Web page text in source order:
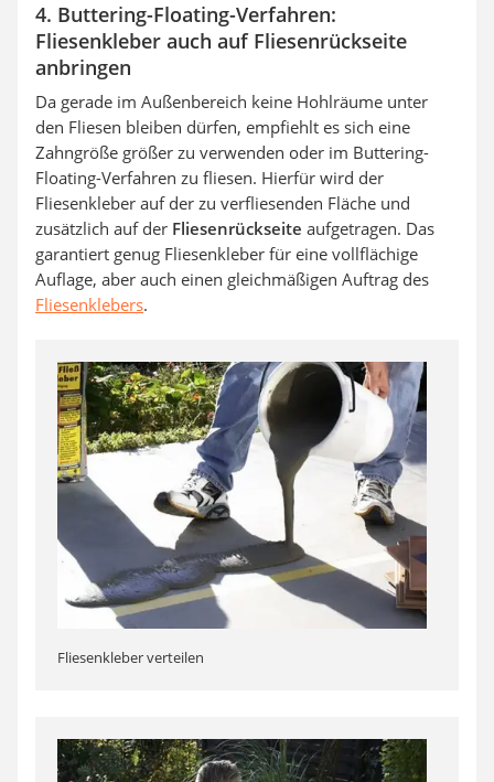
4. Buttering-Floating-Verfahren:
Fliesenkleber auch auf Fliesenrückseite
anbringen
Da gerade im Außenbereich keine Hohlräume unter
den Fliesen bleiben dürfen, empfiehlt es sich eine
Zahngröße größer zu verwenden oder im Buttering-
Floating-Verfahren zu fliesen. Hierfür wird der
Fliesenkleber auf der zu verfliesenden Fläche und
zusätzlich auf der Fliesenrückseite aufgetragen. Das
garantiert genug Fliesenkleber für eine vollflächige
Auflage, aber auch einen gleichmäßigen Auftrag des
Fliesenklebers.
Fliesenkleber verteilen